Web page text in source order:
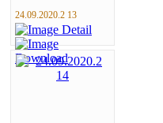
24.09.2020.2 13